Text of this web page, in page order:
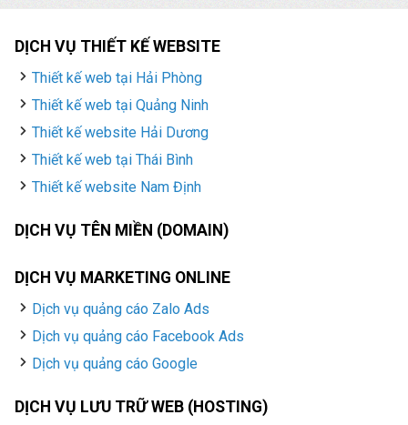
DỊCH VỤ THIẾT KẾ WEBSITE
Thiết kế web tại Hải Phòng
Thiết kế web tại Quảng Ninh
Thiết kế website Hải Dương
Thiết kế web tại Thái Bình
Thiết kế website Nam Định
DỊCH VỤ TÊN MIỀN (DOMAIN)
DỊCH VỤ MARKETING ONLINE
Dịch vụ quảng cáo Zalo Ads
Dịch vụ quảng cáo Facebook Ads
Dịch vụ quảng cáo Google
DỊCH VỤ LƯU TRỮ WEB (HOSTING)